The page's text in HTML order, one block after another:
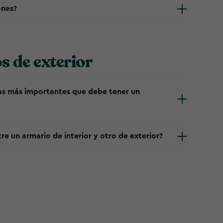
de exterior
más importantes que debe tener un
un armario de interior y otro de exterior?